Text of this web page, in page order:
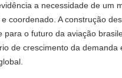
a necessidade de um
coordenado. A construção
para o futuro da aviação
de crescimento da demanda